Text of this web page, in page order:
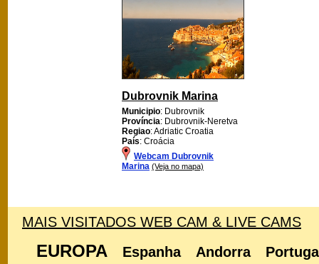
Dubrovnik Marina
Municipio: Dubrovnik
Província: Dubrovnik-Neretva
Regiao: Adriatic Croatia
País: Croácia
Webcam Dubrovnik
Marina (Veja no mapa)
MAIS VISITADOS WEB CAM & LIVE CAMS
EUROPA Espanha Andorra